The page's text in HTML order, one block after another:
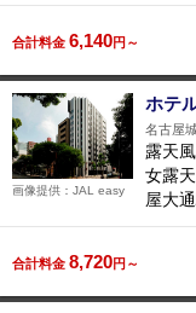
合計料金 6,140円～
ホテ
名古屋
露天
女露
屋大
画像提供：JAL easy
合計料金 8,720円～